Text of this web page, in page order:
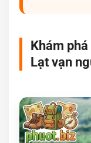
Khám
Lạt vạn